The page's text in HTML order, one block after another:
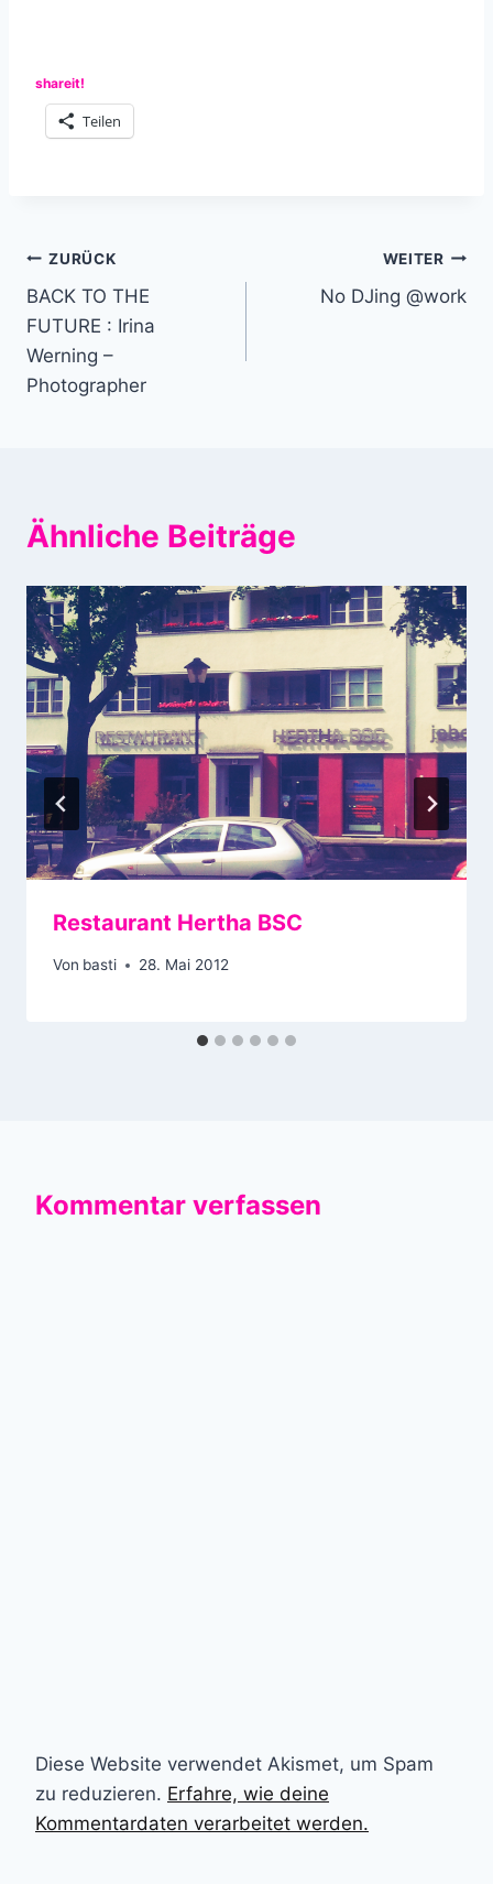
shareit!
Teilen
Beitragsnavigation
ZURÜCK
BACK TO THE
FUTURE : Irina
Werning –
Photographer
WEITER
No DJing @work
Ähnliche Beiträge
Restaurant Hertha BSC
Von basti 28. Mai 2012
Kommentar verfassen
Diese Website verwendet Akismet, um Spam
zu reduzieren. Erfahre, wie deine
Kommentardaten verarbeitet werden.